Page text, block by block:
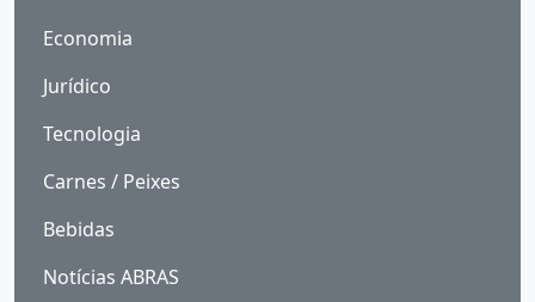
Economia
Jurídico
Tecnologia
Carnes / Peixes
Bebidas
Notícias ABRAS